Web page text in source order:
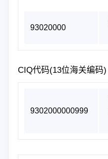
93020000
CIQ代码(13位海关编码)
9302000000999